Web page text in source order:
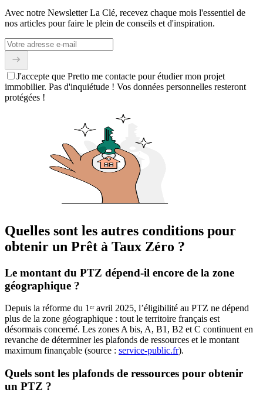
Avec notre Newsletter La Clé, recevez chaque mois l'essentiel de
nos articles pour faire le plein de conseils et d'inspiration.
J'accepte que Pretto me contacte pour étudier mon projet
immobilier. Pas d'inquiétude ! Vos données personnelles resteront
protégées !
Quelles sont les autres conditions pour
obtenir un Prêt à Taux Zéro ?
Le montant du PTZ dépend-il encore de la zone
géographique ?
Depuis la réforme du 1ᵉʳ avril 2025, l’éligibilité au PTZ ne dépend
plus de la zone géographique : tout le territoire français est
désormais concerné. Les zones A bis, A, B1, B2 et C continuent en
revanche de déterminer les plafonds de ressources et le montant
maximum finançable (source : service-public.fr).
Quels sont les plafonds de ressources pour obtenir
un PTZ ?